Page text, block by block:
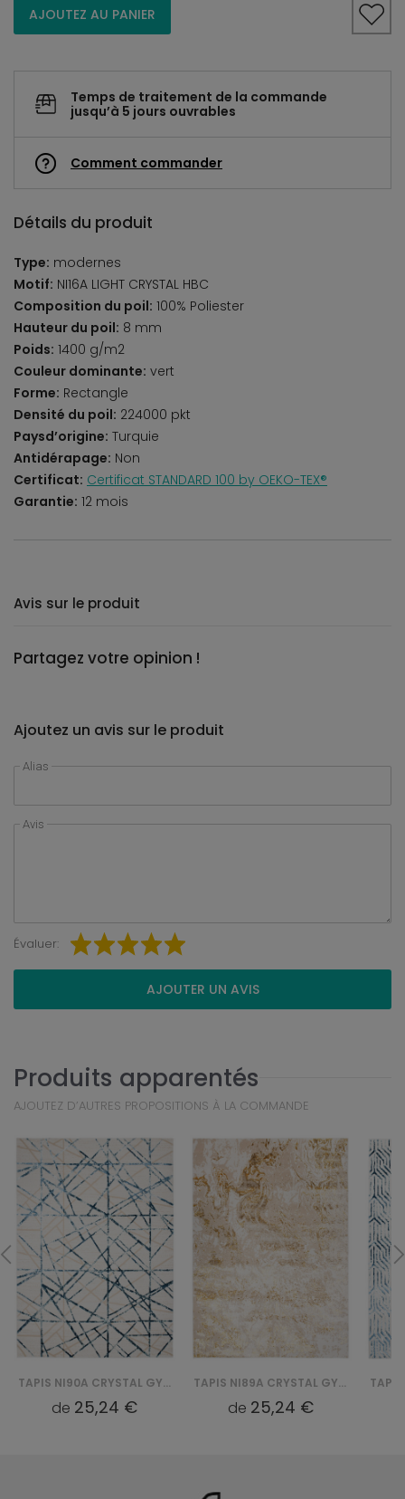
AJOUTEZ AU PANIER
Temps de traitement de la commande
jusqu’à 5 jours ouvrables
Comment commander
Détails du produit
Type: modernes
Motif: NI16A LIGHT CRYSTAL HBC
Composition du poil: 100% Poliester
Hauteur du poil: 8 mm
Poids: 1400 g/m2
Couleur dominante: vert
Forme: Rectangle
Densité du poil: 224000 pkt
Paysd’origine: Turquie
Antidérapage: Non
Certificat: Certificat STANDARD 100 by OEKO-TEX®
Garantie: 12 mois
Avis sur le produit
Partagez votre opinion !
Ajoutez un avis sur le produit
Alias
Avis
Évaluer:
AJOUTER UN AVIS
Produits apparentés
AJOUTEZ D’AUTRES PROPOSITIONS À LA COMMANDE
TAPIS NI90A CRYSTAL GYU - NIEBIESKI
de 25,24 €
TAPIS NI89A CRYSTAL GYU - BEŻOWY
de 25,24 €